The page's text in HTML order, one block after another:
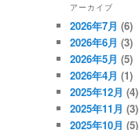
アーカイブ
2026年7月 (6)
2026年6月 (3)
2026年5月 (5)
2026年4月 (1)
2025年12月 (4)
2025年11月 (3)
2025年10月 (5)